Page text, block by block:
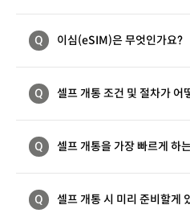
Q 이심(eSIM)은 무엇인가요?
Q 셀프 개통 조건 및 절차가 어
Q 셀프 개통을 가장 빠르게 하
Q 셀프 개통 시 미리 준비할게